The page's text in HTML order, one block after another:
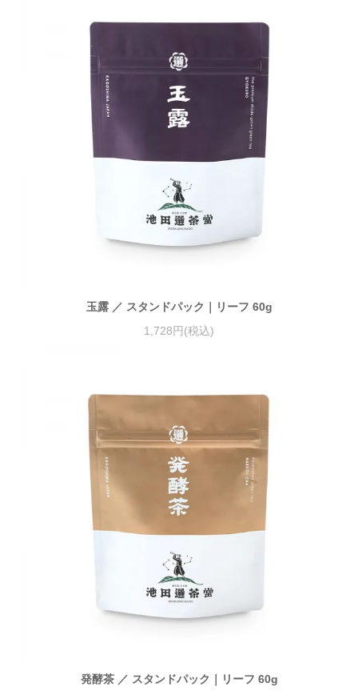
玉露 ／ スタンドパック｜リーフ 60g
1,728円(税込)
発酵茶 ／ スタンドパック｜リーフ 60g